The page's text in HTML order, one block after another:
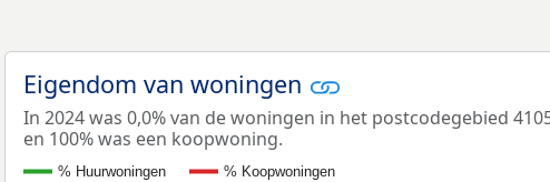
Eigendom van woningen
In 2024 was 0,0% van de woningen in het postcodegebied
en 100% was een koopwoning.
% Huurwoningen % Koopwoningen